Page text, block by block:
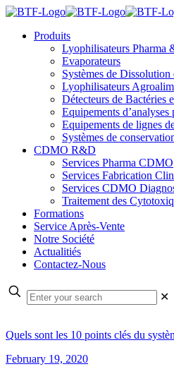
Produits
Lyophilisateurs Pharma
Evaporateurs
Systèmes de
Lyophilisateurs
Détecteurs de Bactéries
Equipements
Equipements de lignes
Systèmes de
CDMO R&D
Services Pharma CDMO
Services Fabrication
Services CDMO
Traitement des
Formations
Service Après-Vente
Notre Société
Actualitiés
Contactez-Nous
✕
Quels sont les 10 points clés du
February 19, 2020